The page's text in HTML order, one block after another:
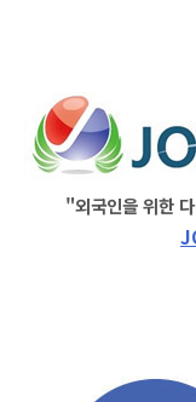
"외국인을 위한